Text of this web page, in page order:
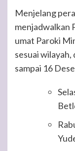
Menjelang
menjadwalkan
umat Paroki
sesuai
sampai 16